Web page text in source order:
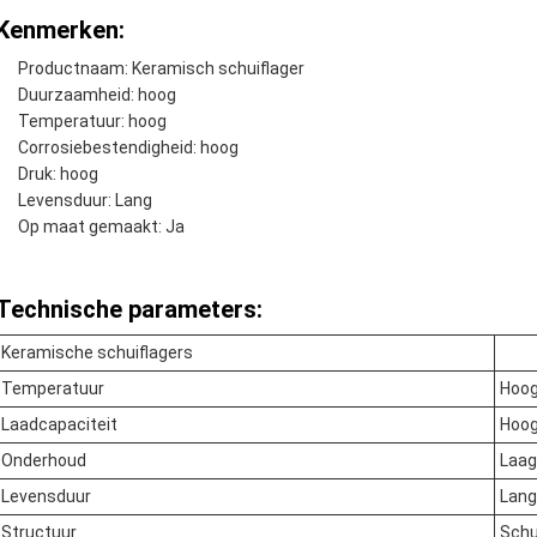
Productnaam: Keramisch schuiflager
Duurzaamheid: hoog
Temperatuur: hoog
Corrosiebestendigheid: hoog
Druk: hoog
Levensduur: Lang
Op maat gemaakt: Ja
parameters:
Keramische schuiflagers
Temperatuur
Hoog
Laadcapaciteit
Hoog
Onderhoud
Laag
Levensduur
Lang
Structuur